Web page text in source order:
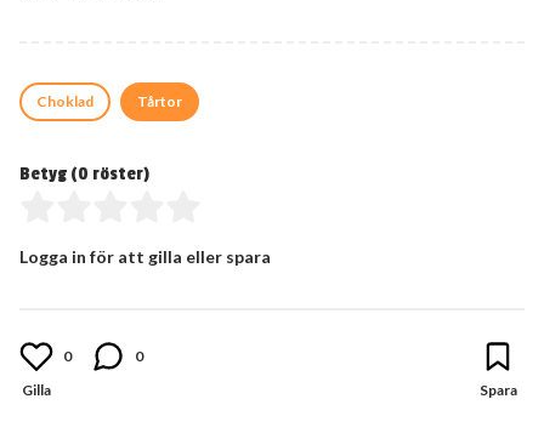
Choklad Tårtor
Betyg (0 röster)
Logga in för att gilla eller spara
0 0